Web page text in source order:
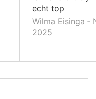
echt top
Wilma Eisinga ‐
2025